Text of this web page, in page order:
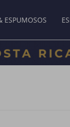
ESPUMOSOS